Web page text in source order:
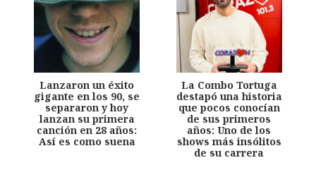
Lanzaron un éxito
gigante en los 90, se
separaron y hoy
lanzan su primera
canción en 28 años:
Así es como suena
La Combo Tortuga
destapó una historia
que pocos conocían
de sus primeros
años: Uno de los
shows más insólitos
de su carrera